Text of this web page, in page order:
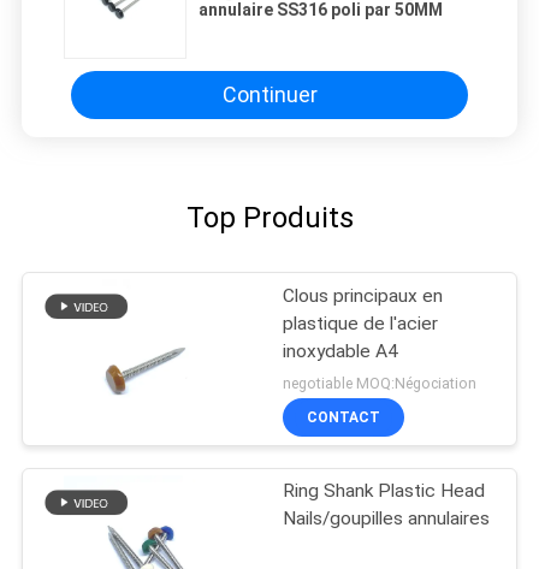
annulaire SS316 poli par 50MM
Continuer
Top Produits
Clous principaux en
plastique de l'acier
inoxydable A4
negotiable MOQ:Négociation
CONTACT
Ring Shank Plastic Head
Nails/goupilles annulaires